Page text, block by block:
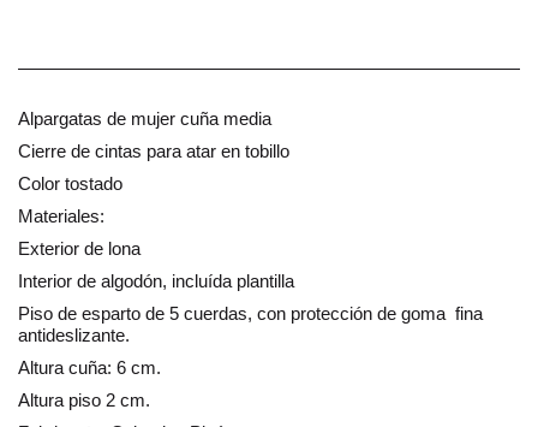
Alpargatas de mujer cuña media
Cierre de cintas para atar en tobillo
Color tostado
Materiales:
Exterior de lona
Interior de algodón, incluída plantilla
Piso de esparto de 5 cuerdas, con protección de goma fina
antideslizante.
Altura cuña: 6 cm.
Altura piso 2 cm.